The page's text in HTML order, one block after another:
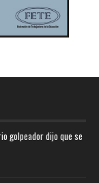
golpeador dijo que se